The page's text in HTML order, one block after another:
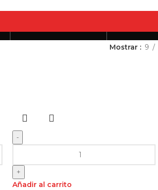
Mostrar 9
-
+
Añadir al carrito